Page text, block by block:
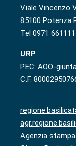
Viale Vincenzo
85100 Potenza
Tel 0971 661111
URP
PEC: AOO-
C.F.
Agenzia